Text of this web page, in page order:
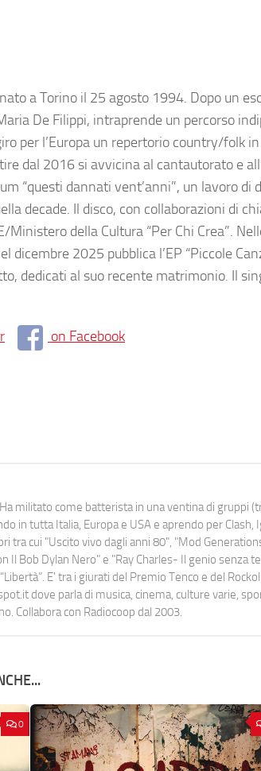
a Torino il 25 agosto 1994. Dopo un
De Filippi, intraprende un percorso
per l’Europa un repertorio country/folk
dal 2016 si avvicina al cantautorato e
“questi dannati vent’anni”, un lavoro di
decade. Il disco, con collaborazioni di
della Cultura “Per Chi Crea”.
dicembre 2025 pubblica l’EP “Piccole
dedicati al suo recente matrimonio. Il
on Facebook
militato come batterista in una ventina di gruppi
in tutta Italia, Europa e USA e aprendo per
tra cui "Uscito vivo dagli anni 80", "Mod
Il Bob Dylan Nero" e "Ray Charles- Il genio senza
E' tra i giurati del Premio Tenco e del
dove parla di musica, cinema, culture varie,
Collabora con Radiocoop dal 2003.
0